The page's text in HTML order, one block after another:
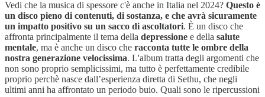
Vedi che la musica di spessore c'è anche in Italia nel 2024? Questo è
un disco pieno di contenuti, di sostanza, e che avrà sicuramente
un impatto positivo su un sacco di ascoltatori. È un disco che
affronta principalmente il tema della depressione e della salute
mentale, ma è anche un disco che racconta tutte le ombre della
nostra generazione velocissima. L'album tratta degli argomenti che
non sono proprio semplicissimi, ma tutto è perfettamente credibile
proprio perchè nasce dall’esperienza diretta di Sethu, che negli
ultimi anni ha affrontato un periodo buio. Quali sono le ripercussioni